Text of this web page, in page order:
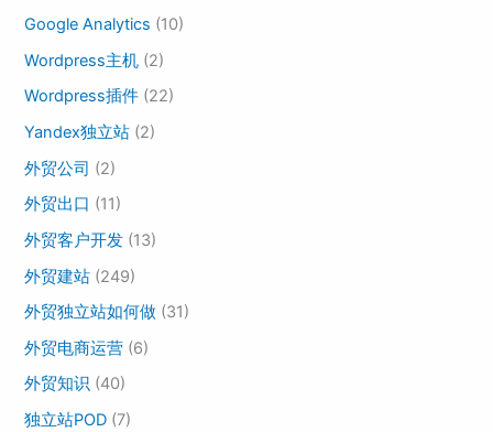
Google Analytics (10)
Wordpress主机 (2)
Wordpress插件 (22)
Yandex独立站 (2)
外贸公司 (2)
外贸出口 (11)
外贸客户开发 (13)
外贸建站 (249)
外贸独立站如何做 (31)
外贸电商运营 (6)
外贸知识 (40)
独立站POD (7)